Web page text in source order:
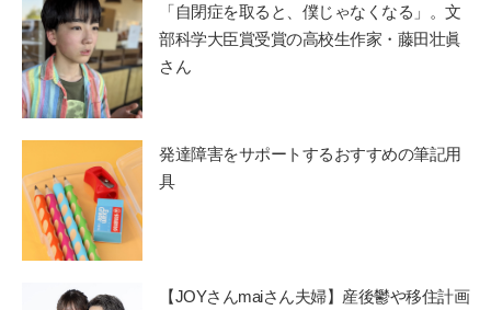
「自閉症を取ると、僕じゃなくなる」。文
部科学大臣賞受賞の高校生作家・藤田壮眞
さん
発達障害をサポートするおすすめの筆記用
具
【JOYさんmaiさん夫婦】産後鬱や移住計画